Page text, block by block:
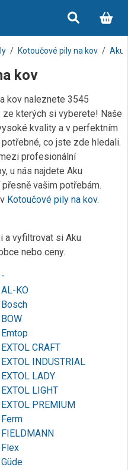
Kotoučové pily na kov Aku
kov
kov naleznete 3545
kterých si vyberete! Naše
kvality a v perfektním
co jste zde hledali.
profesionální
u nás najdete Aku
vašim potřebám.
Kotoučové pily na kov.
a vyfiltrovat si Aku
nebo ceny.
KO
CRAFT
INDUSTRIAL
LADY
LIGHT
PREMIUM